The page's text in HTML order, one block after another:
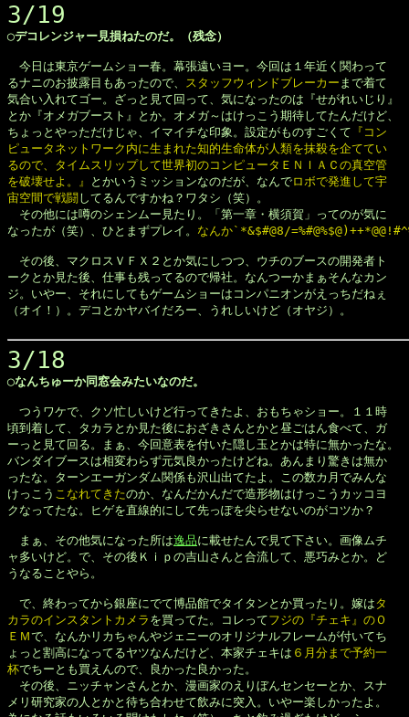
3/19
◯デコレンジャー見損ねたのだ。（残念）
今日は東京ゲームショー春。幕張遠いヨー。今回は１年近く関わって
るナニのお披露目もあったので、 スタッフウィンドブレーカー まで着て
気合い入れてゴー。ざっと見て回って、気になったのは『せがれいじり』
とか『オメガブースト』とか。オメガ～はけっこう期待してたんだけど、
ちょっとやっただけじゃ、イマイチな印象。設定がものすごくて 『コン
ピュータネットワーク内に生まれた知的生命体が人類を抹殺を企ててい
るので、タイムスリップして世界初のコンピュータＥＮＩＡＣの真空管
を破壊せよ。』
とかいうミッションなのだが、なんでロボで発進して宇
宙空間で戦闘 してるんですかね？ワタシ（笑）。
その他には噂のシェンムー見たり。「第一章・横須賀」ってのが気に
なったが（笑）、ひとまずプレイ。 なんか`*&$#@8/
その後、マクロスＶＦＸ２とか気にしつつ、ウチのブースの開発者ト
ークとか見た後、仕事も残ってるので帰社。なんつーかまぁそんなカン
ジ。いやー、それにしてもゲームショーはコンパニオンがえっちだねぇ
（オイ！）。デコとかヤバイだろー、うれしいけど（オヤジ）。
3/18
◯なんちゅーか同窓会みたいなのだ。
つうワケで、クソ忙しいけど行ってきたよ、おもちゃショー。１１時
頃到着して、タカラとか見た後におざきさんとかと昼ごはん食べて、ガ
ーっと見て回る。まぁ、今回意表を付いた隠し玉とかは特に無かったな。
バンダイブースは相変わらず元気良かったけどね。あんまり驚きは無か
ったな。ターンエーガンダム関係も沢山出てたよ。この数カ月でみんな
けっこう こなれてきたのか、なんだかんだで造形物はけっこうカッコヨ
クなってたな。ヒゲを直線的にして先っぽを尖らせないのがコツか？
まぁ、その他気になった所は逸品に載せたんで見て下さい。画像ムチ
ャ多いけど。で、その後Ｋｉｐの吉山さんと合流して、悪巧みとか。ど
うなることやら。
で、終わってから銀座にでて博品館でタイタンとか買ったり。嫁はタ
カラのインスタントカメラ を買ってた。コレってフジの『チェキ』のＯ
ＥＭで、なんかリカちゃんやジェニーのオリジナルフレームが付いてち
ょっと割高になってるヤツなんだけど、本家チェキは ６月分まで予約一
杯でちーとも買えんので、良かった良かった。
その後、ニッチャンさんとか、漫画家のえりぼんセンセーとか、スナ
メリ研究家の人とかと待ち合わせて飲みに突入。いやー楽しかったよ。